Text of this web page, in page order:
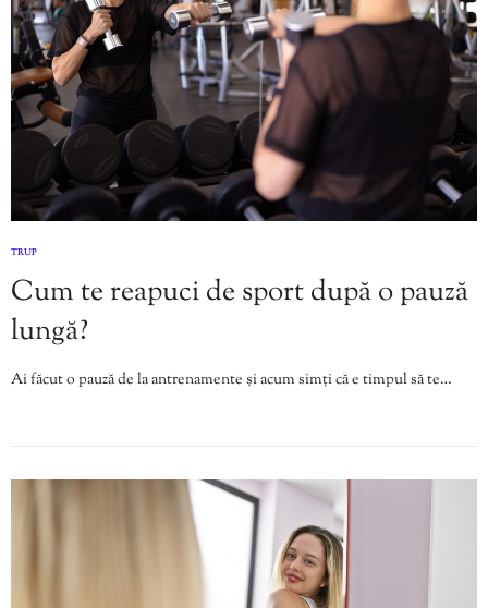
TRUP
Cum te reapuci de sport după o pauză
lungă?
Ai făcut o pauză de la antrenamente și acum simți că e timpul să te…